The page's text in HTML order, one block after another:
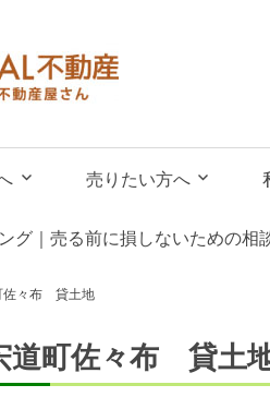
産
売りたい方へ
グ｜売る前に損しないための相
佐々布 貸土地
道町佐々布 貸土